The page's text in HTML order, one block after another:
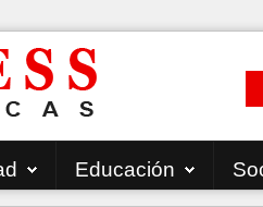
Educación